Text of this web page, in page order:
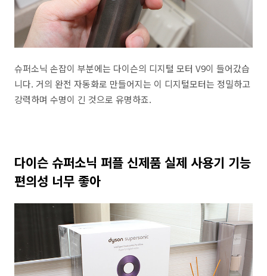
슈퍼소닉 손잡이 부분에는 다이슨의 디지털 모터 V9이 들어갔습
니다. 거의 완전 자동화로 만들어지는 이 디지털모터는 정밀하고
강력하며 수명이 긴 것으로 유명하죠.
다이슨 슈퍼소닉 퍼플 신제품 실제 사용기 기능
편의성 너무 좋아